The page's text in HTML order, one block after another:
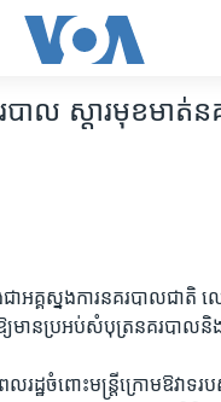
ាល ស្តារមុខមាត់ន
ាអគ្គស្នងការនគរបាលជាតិ
យមានប្រអប់សំបុត្រនគរបាលនិង
លរដ្ឋចំពោះមន្រ្តីក្រោមឱវាទ